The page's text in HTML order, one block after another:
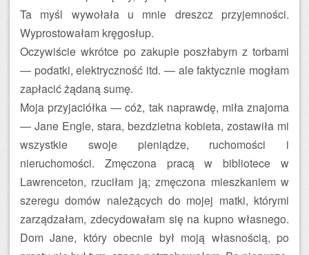
Ta myśl wywołała u mnie dreszcz przyjemności.
Wyprostowałam kręgosłup.
Oczywiście wkrótce po zakupie poszłabym z torbami
— podatki, elektryczność itd. — ale faktycznie mogłam
zapłacić żądaną sumę.
Moja przyjaciółka — cóż, tak naprawdę, miła znajoma
— Jane Engle, stara, bezdzietna kobieta, zostawiła mi
wszystkie swoje pieniądze, ruchomości i
nieruchomości. Zmęczona pracą w bibliotece w
Lawrenceton, rzuciłam ją; zmęczona mieszkaniem w
szeregu domów należących do mojej matki, którymi
zarządzałam, zdecydowałam się na kupno własnego.
Dom Jane, który obecnie był moją własnością, po